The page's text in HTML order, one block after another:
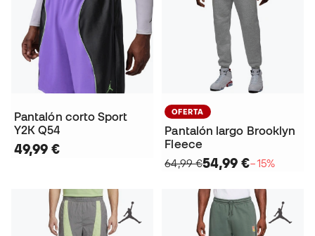
Pantalón corto Sport
Y2K Q54
49,99 €
OFERTA
Pantalón largo Brooklyn
Fleece
64,99 €54,99 €−15%